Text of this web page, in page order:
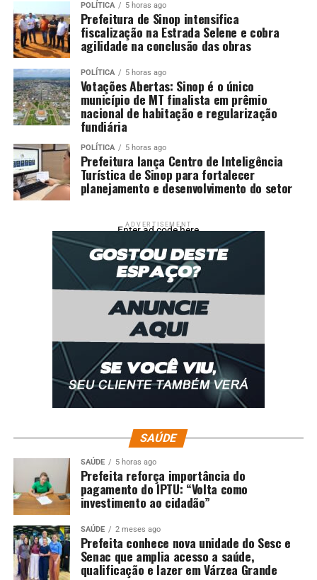
POLÍTICA 5 horas ago
Prefeitura de Sinop intensifica
fiscalização na Estrada Selene e cobra
agilidade na conclusão das obras
POLÍTICA 5 horas ago
Votações Abertas: Sinop é o único
município de MT finalista em prêmio
nacional de habitação e regularização
fundiária
POLÍTICA 5 horas ago
Prefeitura lança Centro de Inteligência
Turística de Sinop para fortalecer
planejamento e desenvolvimento do setor
ADVERTISEMENT
Enter ad code here
SAÚDE
SAÚDE 5 horas ago
Prefeita reforça importância do
pagamento do IPTU: “Volta como
investimento ao cidadão”
SAÚDE 2 meses ago
Prefeita conhece nova unidade do Sesc e
Senac que amplia acesso a saúde,
qualificação e lazer em Várzea Grande